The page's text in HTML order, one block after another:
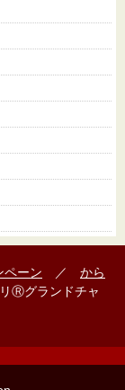
ペーン ／ から
Ⓡグランドチャ